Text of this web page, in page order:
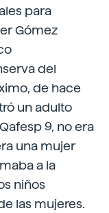
para
Gómez
del
de hace
un adulto
9, no era
una mujer
a la
niños
las mujeres.